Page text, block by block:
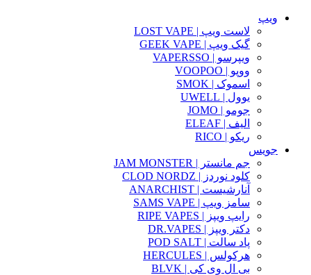
ویپ
لاست ویپ | LOST VAPE
گیک ویپ | GEEK VAPE
ویپرسو | VAPERSSO
ووپو | VOOPOO
اسموک | SMOK
یوول | UWELL
جومو | JOMO
الیف | ELEAF
ریکو | RICO
جویس
جم مانستر | JAM MONSTER
کلود نوردز | CLOD NORDZ
آنارشیست | ANARCHIST
سامز ویپ | SAMS VAPE
رایپ ویپز | RIPE VAPES
دکتر ویپز | DR.VAPES
پاد سالت | POD SALT
هرکولس | HERCULES
بی ال وی کی | BLVK